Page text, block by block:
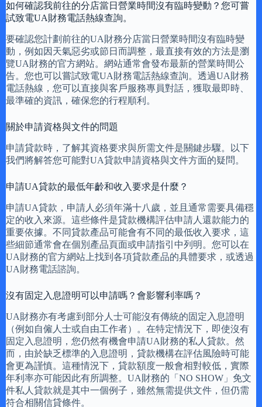
如何確認我前往的分店當日營業時間沒有臨時變動？您可嘗
試致電UA財務電話熱線查詢。
要確認您計劃前往的UA財務分店當日營業時間沒有臨時變
動，例如因天氣惡劣或節日而調整，最直接有效的方法是瀏
覽UA財務的官方網站。網站通常會發布最新的營業時間公
告。您也可以嘗試致電UA財務電話熱線查詢。透過UA財務
電話熱線，您可以直接與客戶服務專員對話，獲取最即時、
最準確的資訊，確保您的行程順利。
關於申請資格與文件的問題
申請貸款時，了解其資格要求與所需文件是關鍵步驟。以下
我們將解答您可能對UA貸款申請資格與文件方面的疑問。
申請UA貸款的最低年齡和收入要求是什麼？
申請UA貸款，申請人必須年滿十八歲，並且通常需要具備穩
定的收入來源。這些條件是貸款機構評估申請人還款能力的
重要依據。不同貸款產品可能會有不同的最低收入要求，這
些細節通常會在個別產品頁面或申請指引中列明。您可以在
UA財務的官方網站上找到各項貸款產品的具體要求，或透過
UA財務電話諮詢。
沒有固定入息證明可以申請嗎？會影響利率嗎？
UA財務亦有考慮到部分人士可能沒有傳統的固定入息證明
（例如自僱人士或自由工作者）。在特定情況下，即使沒有
固定入息證明，您仍然有機會申請UA財務的私人貸款。然
而，由於缺乏標準的入息證明，貸款機構在評估風險時可能
會更為謹慎。這種情況下，貸款額度一般會相對較低，實際
年利率亦可能因此有所調整。UA財務的「NO SHOW」免文
件私人貸款就是其中一個例子，雖然無需提供文件，但仍需
符合相關信貸條件。